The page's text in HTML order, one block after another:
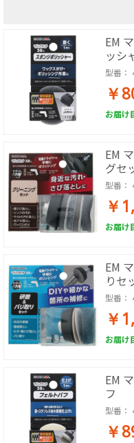
EM
ッシ
型番：
￥
お届け
EM
グセ
型番：
￥
お届け
EM
りセ
型番：
￥
お届け
EM
フ
型番：
￥